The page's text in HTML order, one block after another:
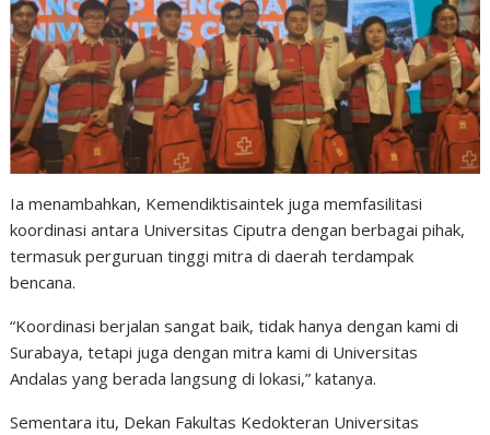
Ia menambahkan, Kemendiktisaintek juga memfasilitasi
koordinasi antara Universitas Ciputra dengan berbagai pihak,
termasuk perguruan tinggi mitra di daerah terdampak
bencana.
“Koordinasi berjalan sangat baik, tidak hanya dengan kami di
Surabaya, tetapi juga dengan mitra kami di Universitas
Andalas yang berada langsung di lokasi,” katanya.
Sementara itu, Dekan Fakultas Kedokteran Universitas